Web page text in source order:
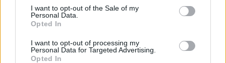
consent section.
I want to opt-out of the Sale of my
Personal Data.
Opted In
I want to opt-out of processing my
Personal Data for Targeted Advertising.
Opted In
Meccs Center